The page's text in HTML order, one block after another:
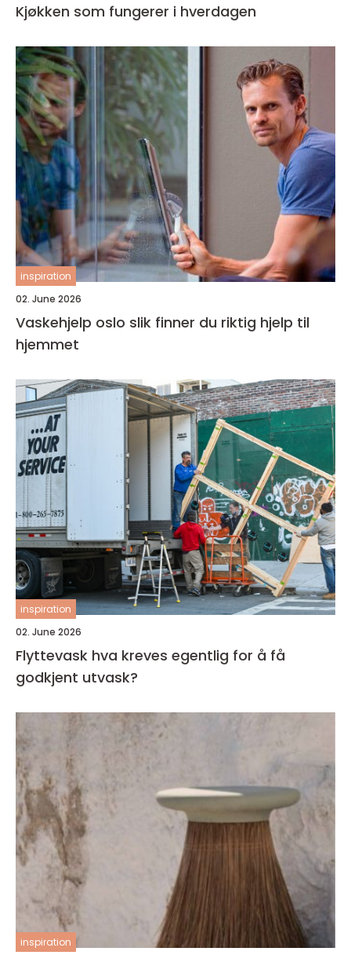
Kjøkken som fungerer i hverdagen
inspiration
02. June 2026
Vaskehjelp oslo slik finner du riktig hjelp til
hjemmet
inspiration
02. June 2026
Flyttevask hva kreves egentlig for å få
godkjent utvask?
inspiration